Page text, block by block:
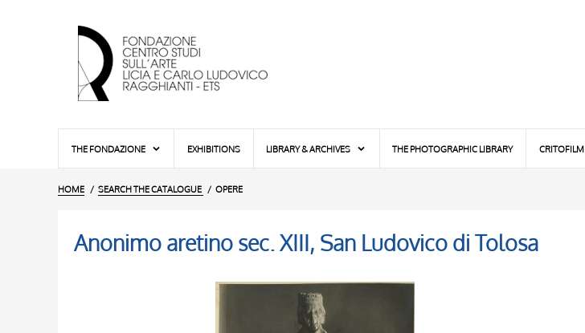
THE FONDAZIONE EXHIBITIONS LIBRARY & ARCHIVES THE PHOTOGRAPHIC LIBRARY CRITOFILM
HOME SEARCH THE CATALOGUE OPERE
Anonimo aretino sec. XIII, San Ludovico di Tolosa